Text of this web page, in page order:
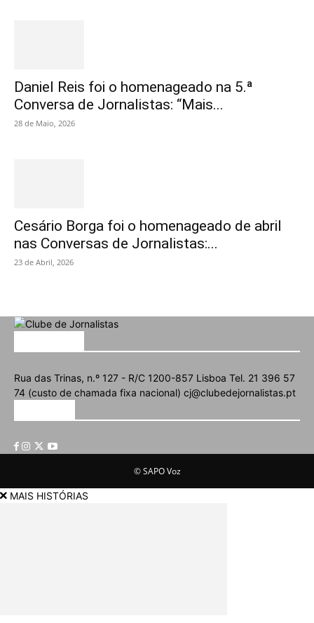
Daniel Reis foi o homenageado na 5.ª
Conversa de Jornalistas: “Mais...
28 de Maio, 2026
Cesário Borga foi o homenageado de abril
nas Conversas de Jornalistas:...
23 de Abril, 2026
Rua das Trinas, n.º 127 - R/C 1200-857 Lisboa Tel. 21 396 57
74 (custo de chamada fixa nacional) cj@clubedejornalistas.pt
© SAPO Voz
MAIS HISTÓRIAS